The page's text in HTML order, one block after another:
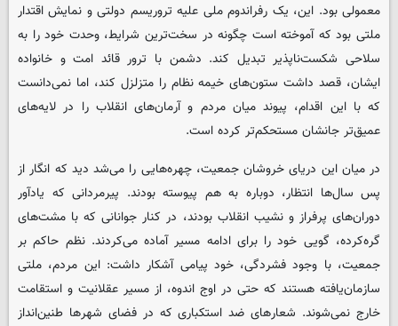
معمولی بود. این، یک رفراندوم ملی علیه تروریسم دولتی و نمایش اقتدار
ملتی بود که آموخته است چگونه در سخت‌ترین شرایط، وحدت خود را به
سلاحی شکست‌ناپذیر تبدیل کند. دشمن با ترور قائد امت و خانواده
ایشان، قصد داشت ستون‌های خیمه نظام را متزلزل کند، اما نمی‌دانست
که با این اقدام، پیوند میان مردم و آرمان‌های انقلاب را در لایه‌های
عمیق‌تر جانشان مستحکم‌تر کرده است.
در میان این دریای خروشان جمعیت، چهره‌هایی را می‌شد دید که انگار از
پس سال‌ها انتظار، دوباره به هم پیوسته بودند. پیرمردانی که یادآور
دوران‌های پرفراز و نشیب انقلاب بودند، در کنار جوانانی که با مشت‌های
گره‌کرده، گویی خود را برای ادامه مسیر آماده می‌کردند. نظم حاکم بر
جمعیت، با وجود فشردگی، خود پیامی آشکار داشت: این مردم، ملتی
سازمان‌یافته هستند که حتی در اوج اندوه، از مسیر عقلانیت و استقامت
خارج نمی‌شوند. شعارهای ضد استکباری که در فضای شهرها طنین‌انداز